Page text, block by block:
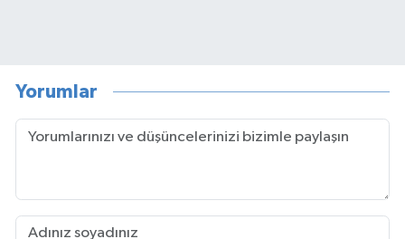
Yorumlar